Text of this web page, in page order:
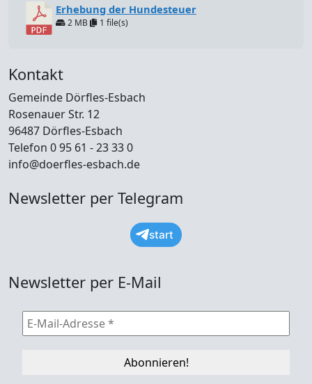
Erhebung der Hundesteuer
2 MB 1 file(s)
Kontakt
Gemeinde Dörfles-Esbach
Rosenauer Str. 12
96487 Dörfles-Esbach
Telefon 0 95 61 - 23 33 0
info@doerfles-esbach.de
Newsletter per Telegram
start
Newsletter per E-Mail